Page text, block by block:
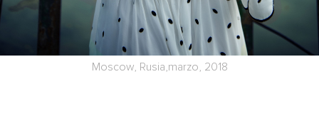
Moscow, Rusia,marzo, 2018